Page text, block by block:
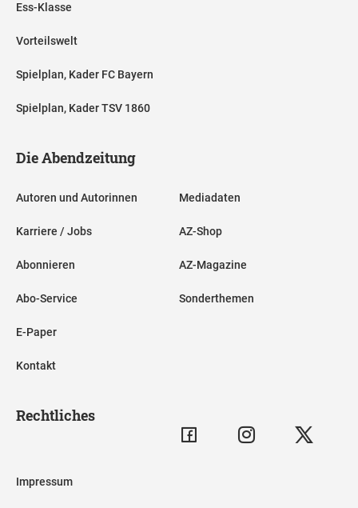
Ess-Klasse
Vorteilswelt
Spielplan, Kader FC Bayern
Spielplan, Kader TSV 1860
Die Abendzeitung
Autoren und Autorinnen
Karriere / Jobs
Abonnieren
Abo-Service
E-Paper
Kontakt
Mediadaten
AZ-Shop
AZ-Magazine
Sonderthemen
Rechtliches
Impressum